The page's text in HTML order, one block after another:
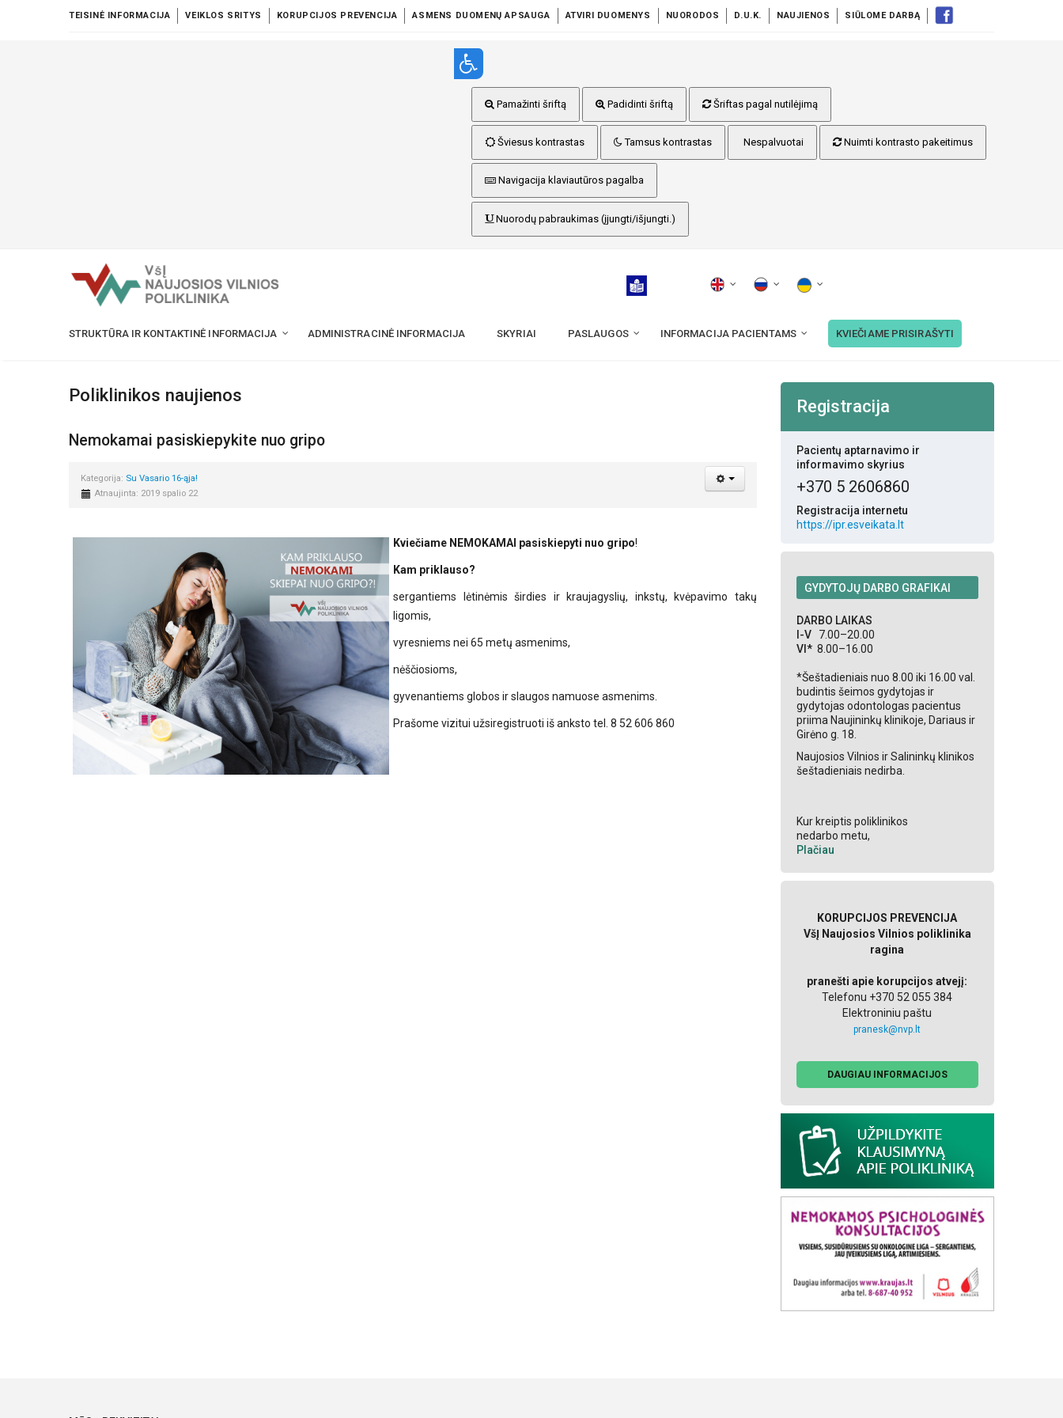
TEISINĖ INFORMACIJA VEIKLOS SRITYS KORUPCIJOS PREVENCIJA ASMENS DUOMENŲ APSAUGA ATVIRI DUOMENYS NUORODOS D.U.K. NAUJIENOS SIŪLOME DARBĄ
Pamažinti šriftą Padidinti šriftą Šriftas pagal nutilėjimą
Šviesus kontrastas Tamsus kontrastas Nespalvuotai Nuimti kontrasto pakeitimus
Navigacija klaviautūros pagalba
Nuorodų pabraukimas (įjungti/išjungti.)
STRUKTŪRA IR KONTAKTINĖ INFORMACIJA ADMINISTRACINĖ INFORMACIJA SKYRIAI PASLAUGOS INFORMACIJA PACIENTAMS KVIEČIAME PRISIRAŠYTI
Poliklinikos naujienos
Nemokamai pasiskiepykite nuo gripo
Kategorija: Su Vasario 16-ąja!
Atnaujinta: 2019 spalio 22
Kviečiame NEMOKAMAI pasiskiepyti nuo gripo!
Kam priklauso?
sergantiems lėtinėmis širdies ir kraujagyslių, inkstų, kvėpavimo takų
ligomis,
vyresniems nei 65 metų asmenims,
nėščiosioms,
gyvenantiems globos ir slaugos namuose asmenims.
Prašome vizitui užsiregistruoti iš anksto tel. 8 52 606 860
Registracija
Pacientų aptarnavimo ir
informavimo skyrius
+370 5 2606860
Registracija internetu
https://ipr.esveikata.lt
GYDYTOJŲ DARBO GRAFIKAI
DARBO LAIKAS
I-V7.00–20.00
VI* 8.00–16.00
*Šeštadieniais nuo 8.00 iki 16.00 val.
budintis šeimos gydytojas ir
gydytojas odontologas pacientus
priima Naujininkų klinikoje, Dariaus ir
Girėno g. 18.
Naujosios Vilnios ir Salininkų klinikos
šeštadieniais nedirba.
Kur kreiptis poliklinikos
nedarbo metu,
Plačiau
KORUPCIJOS PREVENCIJA
VšĮ Naujosios Vilnios poliklinika
ragina
pranešti apie korupcijos atvejį:
Telefonu +370 52 055 384
Elektroniniu paštu
pranesk@nvp.lt
DAUGIAU INFORMACIJOS